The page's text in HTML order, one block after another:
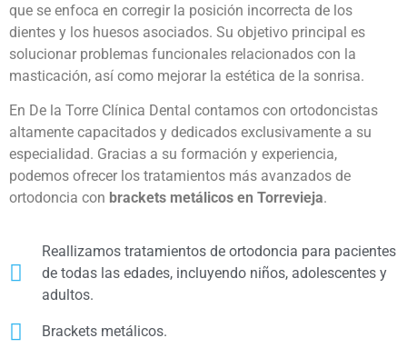
que se enfoca en corregir la posición incorrecta de los
dientes y los huesos asociados. Su objetivo principal es
solucionar problemas funcionales relacionados con la
masticación, así como mejorar la estética de la sonrisa.
En De la Torre Clínica Dental contamos con ortodoncistas
altamente capacitados y dedicados exclusivamente a su
especialidad. Gracias a su formación y experiencia,
podemos ofrecer los tratamientos más avanzados de
ortodoncia con brackets metálicos en Torrevieja.
Reallizamos tratamientos de ortodoncia para pacientes
de todas las edades, incluyendo niños, adolescentes y
adultos.
Brackets metálicos.